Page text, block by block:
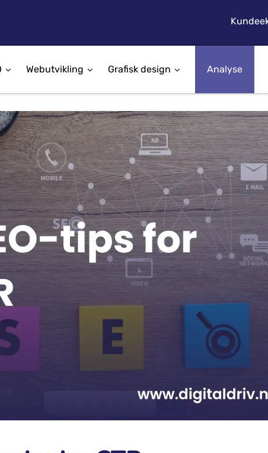
Webutvikling Grafisk design Analyse